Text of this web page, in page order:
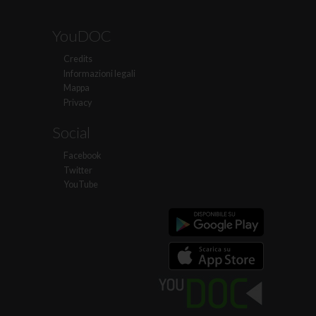
YouDOC
Credits
Informazioni legali
Mappa
Privacy
Social
Facebook
Twitter
YouTube